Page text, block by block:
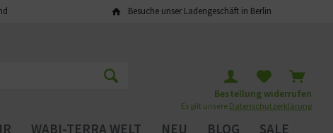
Besuche unser Ladengeschäft in Berlin
Bestellung widerrufen
Es gilt unsere Datenschutzerklärung
WABI-TERRA WELT NEU BLOG SALE